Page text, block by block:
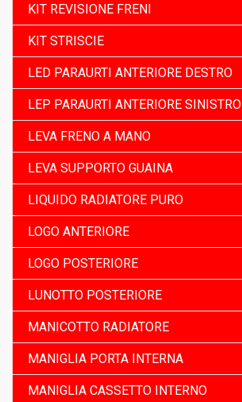
KIT REVISIONE FRENI
KIT STRISCIE
LED PARAURTI ANTERIORE DESTRO
LEP PARAURTI ANTERIORE SINISTRO
LEVA FRENO A MANO
LEVA SUPPORTO GUAINA
LIQUIDO RADIATORE PURO
LOGO ANTERIORE
LOGO POSTERIORE
LUNOTTO POSTERIORE
MANICOTTO RADIATORE
MANIGLIA PORTA INTERNA
MANIGLIA CASSETTO INTERNO